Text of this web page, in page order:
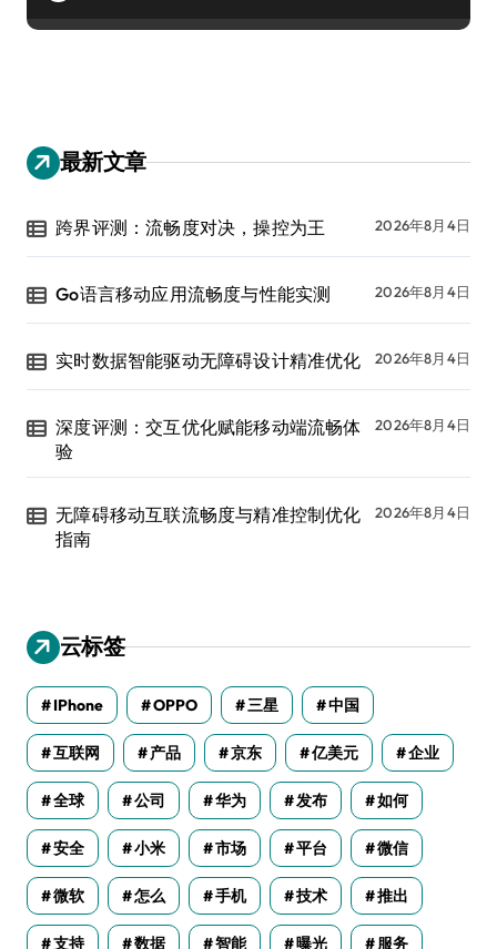
最新文章
跨界评测：流畅度对决，操控为王 2026年8月4日
Go语言移动应用流畅度与性能实测 2026年8月4日
实时数据智能驱动无障碍设计精准优化 2026年8月4日
深度评测：交互优化赋能移动端流畅体
验
2026年8月4日
无障碍移动互联流畅度与精准控制优化
指南
2026年8月4日
云标签
IPhone OPPO 三星 中国
互联网 产品 京东 亿美元 企业
全球 公司 华为 发布 如何
安全 小米 市场 平台 微信
微软 怎么 手机 技术 推出
支持 数据 智能 曝光 服务